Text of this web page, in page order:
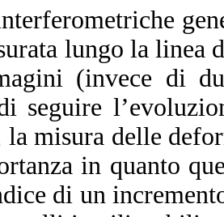
lungo la linea
(invece di
seguire
la misura delle
in quanto
di un